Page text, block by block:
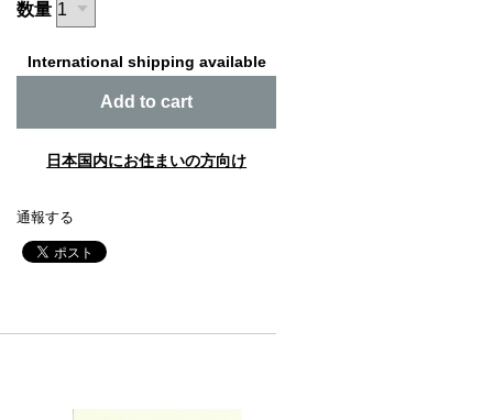
数量
International shipping available
Add to cart
日本国内にお住まいの方向け
通報する